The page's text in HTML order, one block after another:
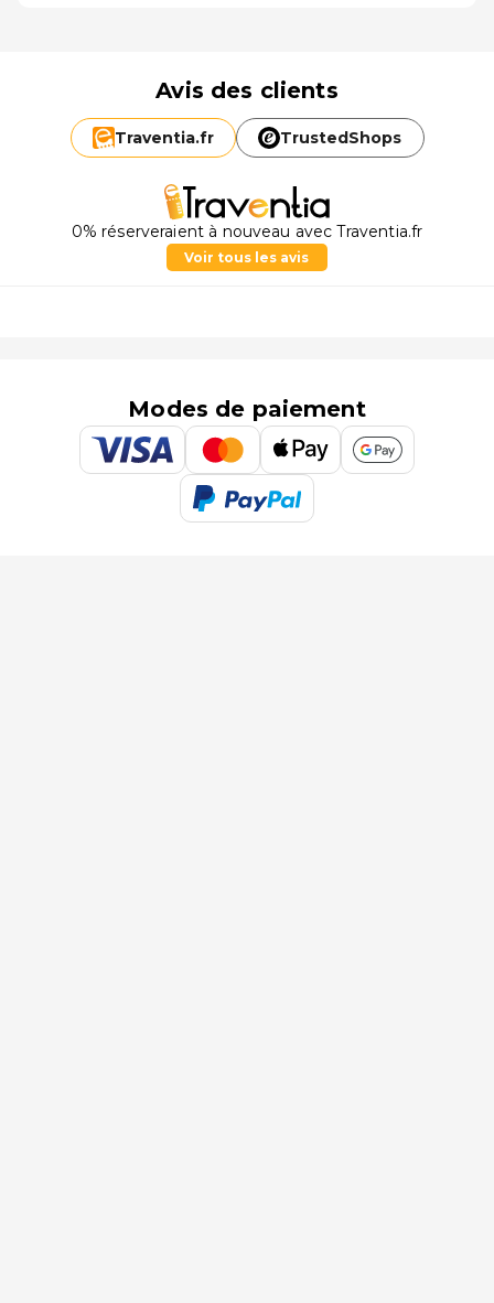
Avis des clients
Traventia.fr TrustedShops
0% réserveraient à nouveau avec Traventia.fr
Voir tous les avis
Modes de paiement